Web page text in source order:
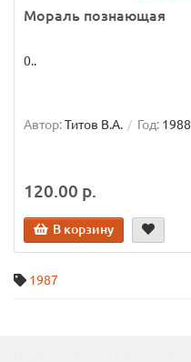
Мораль познающая
0..
Автор:Титов В.А. Год: 1988
120.00 р.
В корзину
1987